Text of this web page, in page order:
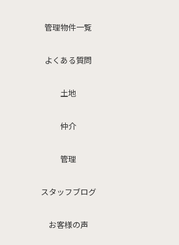
管理物件一覧
よくある質問
土地
仲介
管理
スタッフブログ
お客様の声